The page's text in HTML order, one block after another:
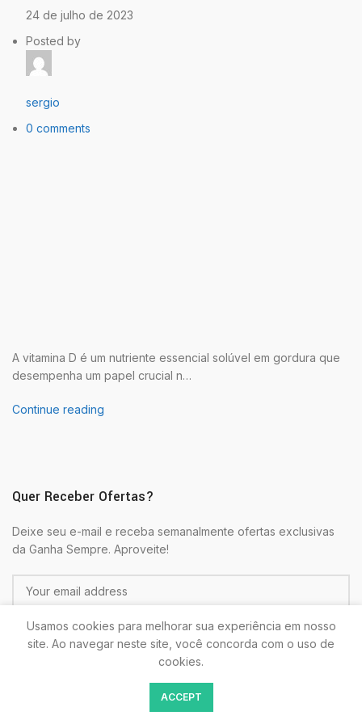
24 de julho de 2023
Posted by
sergio
0 comments
A vitamina D é um nutriente essencial solúvel em gordura que
desempenha um papel crucial n…
Continue reading
Quer Receber Ofertas?
Deixe seu e-mail e receba semanalmente ofertas exclusivas
da Ganha Sempre. Aproveite!
Colocando seu E-mail estará de acordo com as
Usamos cookies para melhorar sua experiência em nosso
site. Ao navegar neste site, você concorda com o uso de
cookies.
ACCEPT